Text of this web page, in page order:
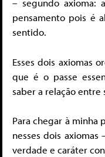
– segundo axioma:
pensamento pois é
sentido.
Esses dois axiomas
que é o passe
saber a relação
Para chegar à minha
nesses dois
verdade e caráter